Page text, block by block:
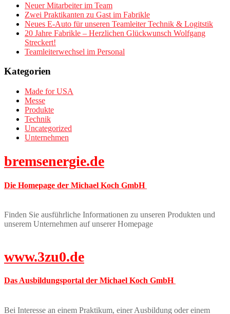
Neuer Mitarbeiter im Team
Zwei Praktikanten zu Gast im Fabrikle
Neues E-Auto für unseren Teamleiter Technik & Logitstik
20 Jahre Fabrikle – Herzlichen Glückwunsch Wolfgang
Streckert!
Teamleiterwechsel im Personal
Kategorien
Made for USA
Messe
Produkte
Technik
Uncategorized
Unternehmen
bremsenergie.de
Die Homepage der Michael Koch GmbH
Finden Sie ausführliche Informationen zu unseren Produkten und
unserem Unternehmen auf unserer Homepage
www.3zu0.de
Das Ausbildungsportal der Michael Koch GmbH
Bei Interesse an einem Praktikum, einer Ausbildung oder einem